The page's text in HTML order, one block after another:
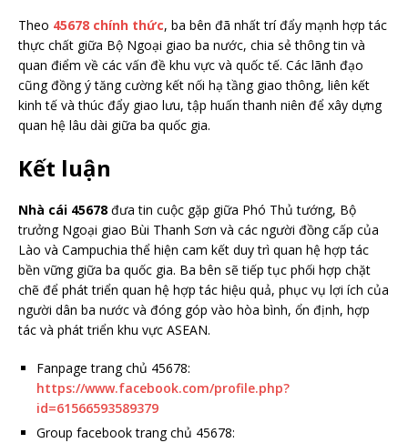
Theo 45678 chính thức, ba bên đã nhất trí đẩy mạnh hợp tác
thực chất giữa Bộ Ngoại giao ba nước, chia sẻ thông tin và
quan điểm về các vấn đề khu vực và quốc tế. Các lãnh đạo
cũng đồng ý tăng cường kết nối hạ tầng giao thông, liên kết
kinh tế và thúc đẩy giao lưu, tập huấn thanh niên để xây dựng
quan hệ lâu dài giữa ba quốc gia.
Kết luận
Nhà cái 45678 đưa tin cuộc gặp giữa Phó Thủ tướng, Bộ
trưởng Ngoại giao Bùi Thanh Sơn và các người đồng cấp của
Lào và Campuchia thể hiện cam kết duy trì quan hệ hợp tác
bền vững giữa ba quốc gia. Ba bên sẽ tiếp tục phối hợp chặt
chẽ để phát triển quan hệ hợp tác hiệu quả, phục vụ lợi ích của
người dân ba nước và đóng góp vào hòa bình, ổn định, hợp
tác và phát triển khu vực ASEAN.
Fanpage trang chủ 45678:
https://www.facebook.com/profile.php?
id=61566593589379
Group facebook trang chủ 45678: